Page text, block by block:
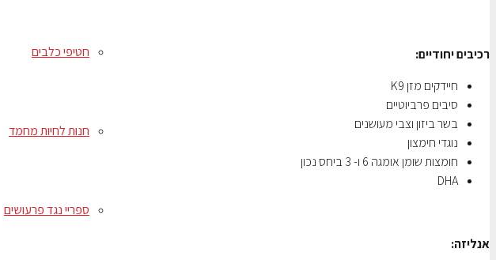
חטיפי כלבים
חנות לחיות מחמד
ספריי נגד פרעושים
רכיבים יחודיים:
חיידקים מזן K9
סיבים פרביוטיים
בשר ביזון וצבי מעושנים
נוגדי חימצון
חומצות שומן אומגה 6 ו- 3 ביחס נכון
DHA
אנליזה: